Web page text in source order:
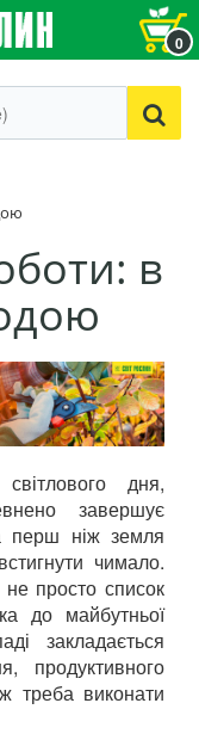
0
в
дня,
завершує
перш ніж земля
чимало.
просто список
до майбутньої
закладається
продуктивного
треба виконати